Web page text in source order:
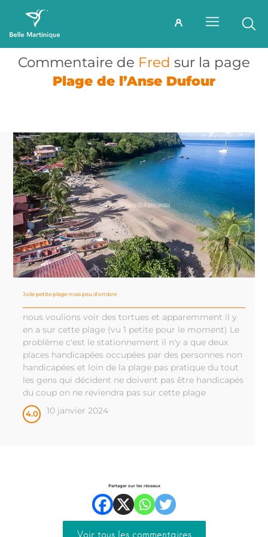
Commentaire de Fred sur la page
Plage de l’Anse Dufour
Jolie petite plage mais peu d'ombre
nous voulions voir des tortues et apparemment il y
en a sur cette plage (vu 1 petite pour le moment) Le
problème c'est le stationnement il n'y a que deux
places handicapées occupées par des personnes non
handicapées et loin de la plage pas pratique du tout
les gens qui décident ne doivent pas être handicapés
du coup on ne reviendra pas sur cette plage
4.0 10 janvier 2024
Partager sur les réseaux
Voir tous les commentaires